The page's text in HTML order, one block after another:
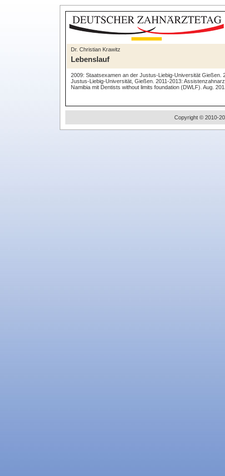
Dr. Christian Krawitz
Lebenslauf
2009: Staatsexamen an der Justus-Liebig-Universität Gießen.
Justus-Liebig-Universität, Gießen. 2011-2013:
Namibia mit Dentists without limits foundation (DWLF). Aug.
Copyright © 2010-